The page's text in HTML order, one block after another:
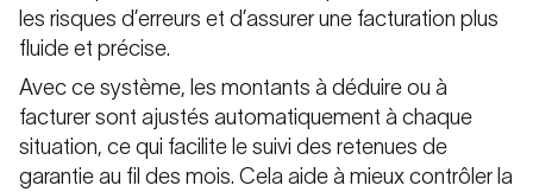
les risques d’erreurs et d’assurer une facturation plus
fluide et précise.
Avec ce système, les montants à déduire ou à
facturer sont ajustés automatiquement à chaque
situation, ce qui facilite le suivi des retenues de
garantie au fil des mois. Cela aide à mieux contrôler la